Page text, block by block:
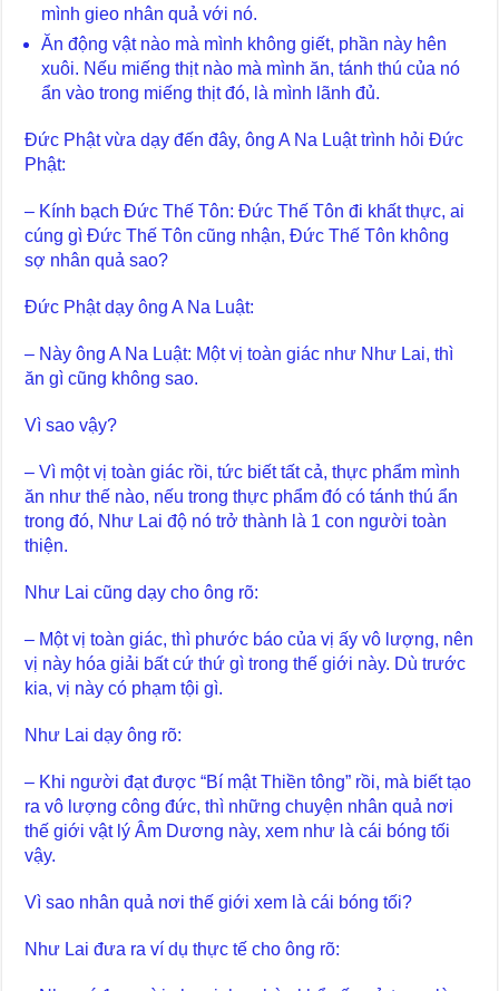
mình gieo nhân quả với nó.
Ăn động vật nào mà mình không giết, phần này hên
xuôi. Nếu miếng thịt nào mà mình ăn, tánh thú của nó
ẩn vào trong miếng thịt đó, là mình lãnh đủ.
Đức Phật vừa dạy đến đây, ông A Na Luật trình hỏi Đức
Phật:
– Kính bạch Đức Thế Tôn: Đức Thế Tôn đi khất thực, ai
cúng gì Đức Thế Tôn cũng nhận, Đức Thế Tôn không
sợ nhân quả sao?
Đức Phật dạy ông A Na Luật:
– Này ông A Na Luật: Một vị toàn giác như Như Lai, thì
ăn gì cũng không sao.
Vì sao vậy?
– Vì một vị toàn giác rồi, tức biết tất cả, thực phẩm mình
ăn như thế nào, nếu trong thực phẩm đó có tánh thú ẩn
trong đó, Như Lai độ nó trở thành là 1 con người toàn
thiện.
Như Lai cũng dạy cho ông rõ:
– Một vị toàn giác, thì phước báo của vị ấy vô lượng, nên
vị này hóa giải bất cứ thứ gì trong thế giới này. Dù trước
kia, vị này có phạm tội gì.
Như Lai dạy ông rõ:
– Khi người đạt được “Bí mật Thiền tông” rồi, mà biết tạo
ra vô lượng công đức, thì những chuyện nhân quả nơi
thế giới vật lý Âm Dương này, xem như là cái bóng tối
vậy.
Vì sao nhân quả nơi thế giới xem là cái bóng tối?
Như Lai đưa ra ví dụ thực tế cho ông rõ: